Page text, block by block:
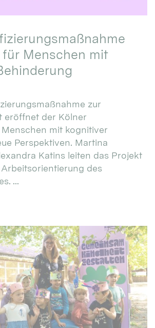
Menschen mit
zur
eröffnet der Kölner
mit kognitiver
Perspektiven. Martina
Katins leiten das Projekt
des
...